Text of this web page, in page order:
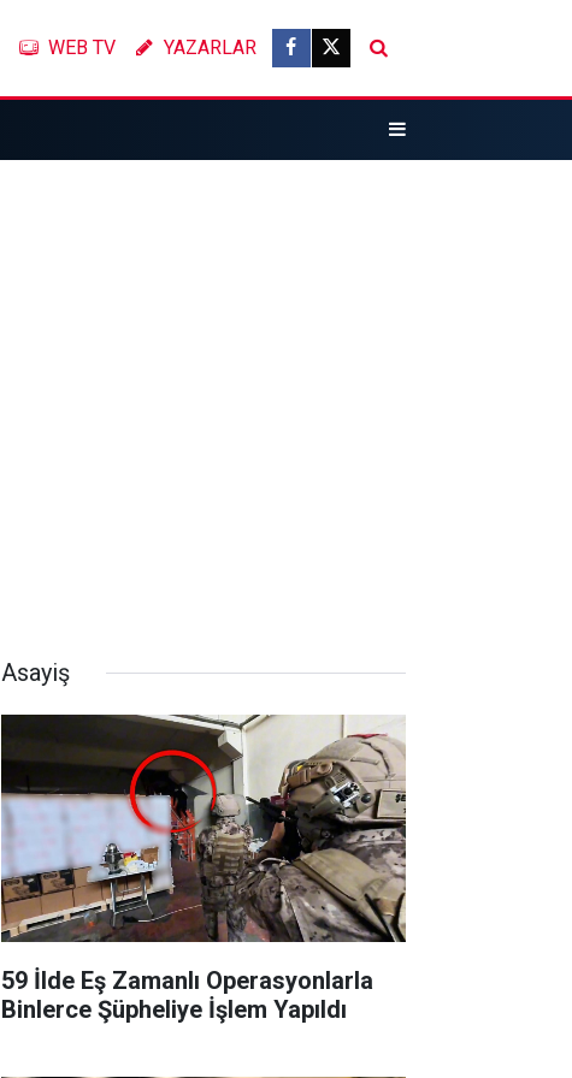
WEB TV YAZARLAR
Asayiş
59 İlde Eş Zamanlı Operasyonlarla
Binlerce Şüpheliye İşlem Yapıldı